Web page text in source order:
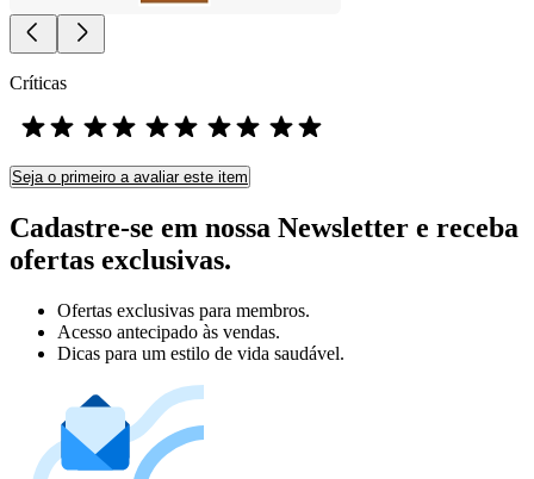
Críticas
Seja o primeiro a avaliar este item
Cadastre-se em nossa Newsletter e receba
ofertas exclusivas.
Ofertas exclusivas para membros.
Acesso antecipado às vendas.
Dicas para um estilo de vida saudável.